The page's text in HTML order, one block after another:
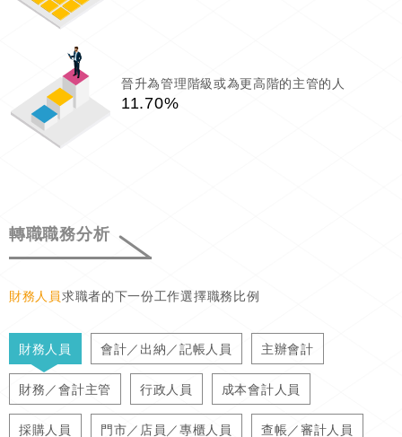
晉升為管理階級或為更高階的主管的人
11.70%
轉職職務分析
財務人員求職者的下一份工作選擇職務比例
財務人員 會計／出納／記帳人員 主辦會計
財務／會計主管 行政人員 成本會計人員
採購人員 門市／店員／專櫃人員 查帳／審計人員